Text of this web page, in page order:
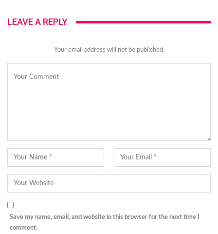
LEAVE A REPLY
Your email address will not be published.
Save my name, email, and website in this browser for the next time I
comment.